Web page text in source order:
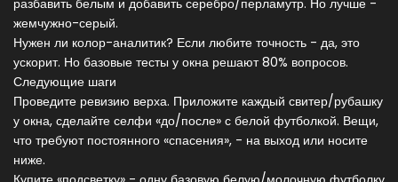
разбавить белым и добавить серебро/перламутр. Но лучше -
жемчужно-серый.
Нужен ли колор-аналитик? Если любите точность - да, это
ускорит. Но базовые тесты у окна решают 80% вопросов.
Следующие шаги
Проведите ревизию верха. Приложите каждый свитер/рубашку
у окна, сделайте селфи «до/после» с белой футболкой. Вещи,
что требуют постоянного «спасения», - на выход или носите
ниже.